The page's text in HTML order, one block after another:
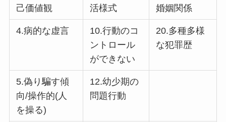
己価値観
活様式
婚姻関係
4.病的な虚言
10.行動のコ
ントロール
ができない
20.多種多様
な犯罪歴
5.偽り騙す傾
向/操作的(人
を操る)
12.幼少期の
問題行動